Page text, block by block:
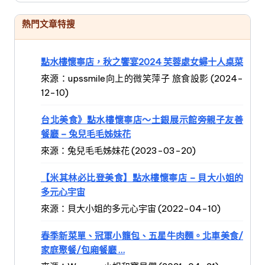
熱門文章特搜
點水樓懷寧店，秋之饗宴2024 芙蓉處女蟳十人桌菜
來源：upssmile向上的微笑萍子 旅食設影 (2024-
12-10)
台北美食》點水樓懷寧店～土銀展示館旁親子友善
餐廳 – 兔兒毛毛姊妹花
來源：兔兒毛毛姊妹花 (2023-03-20)
【米其林必比登美食】點水樓懷寧店 – 貝大小姐的
多元心宇宙
來源：貝大小姐的多元心宇宙 (2022-04-10)
春季新菜單、冠軍小籠包、五星牛肉麵。北車美食/
家庭聚餐/包廂餐廳 …